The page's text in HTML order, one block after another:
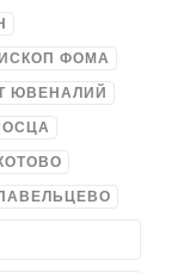
ФОМА
ЮВЕНАЛИЙ